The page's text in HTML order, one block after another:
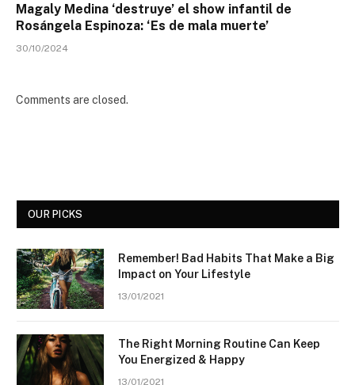
Magaly Medina ‘destruye’ el show infantil de
Rosángela Espinoza: ‘Es de mala muerte’
30/10/2024
Comments are closed.
OUR PICKS
Remember! Bad Habits That Make a Big
Impact on Your Lifestyle
13/01/2021
The Right Morning Routine Can Keep
You Energized & Happy
13/01/2021